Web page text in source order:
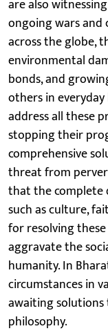
are also
ongoing wars and
across the globe,
environmental
bonds, and
others in
address all these
stopping their
comprehensive
threat from
that the complete
such as culture,
for resolving
aggravate the
humanity. In
circumstances in
awaiting solutions
philosophy.